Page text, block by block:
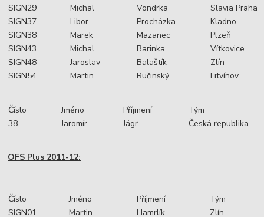
SIGN29
Michal Vondrka
Slavia Praha
SIGN37
Libor Procházka
Kladno
SIGN38
Marek Mazanec
Plzeň
SIGN43
Michal Barinka
Vítkovice
SIGN48
Jaroslav Balaštík
Zlín
SIGN54
Martin Ručinský Litvínov
Číslo Jméno Příjmení
Tým
38
Jaromír Jágr Česká republika
OFS Plus 2011-12:
Číslo Jméno Příjmení
Tým
SIGN01
Martin Hamrlík Zlín